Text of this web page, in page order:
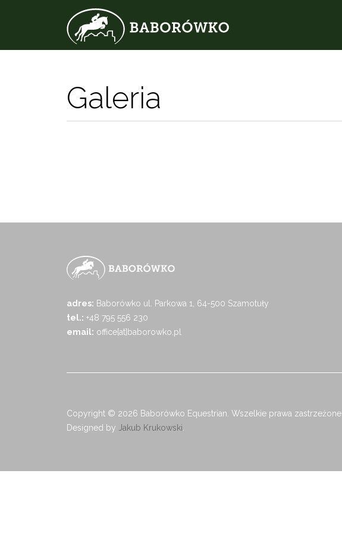
Galeria
adres: Baborówko ul. Parkowa 1, 64-500 Szamotuły
tel.: +48 795 556 230
email: office[at]baborowko.pl
Copyright © 2026 Baborówko Equestrian. Wszelkie prawa zastrzeżone.
Designed by Jakub Krukowski